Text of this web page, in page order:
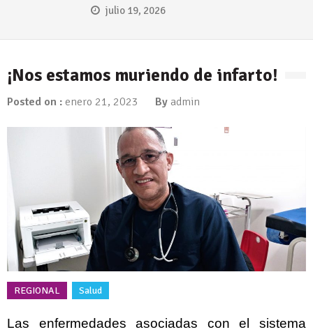
¡Nos estamos muriendo de infarto!
Posted on : enero 21, 2023 By admin
REGIONAL Salud
Las enfermedades asociadas con el sistema